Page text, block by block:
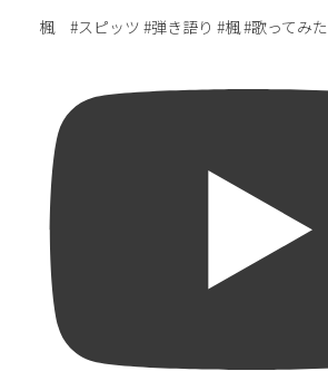
楓 #スピッツ #弾き語り #楓 #歌ってみた